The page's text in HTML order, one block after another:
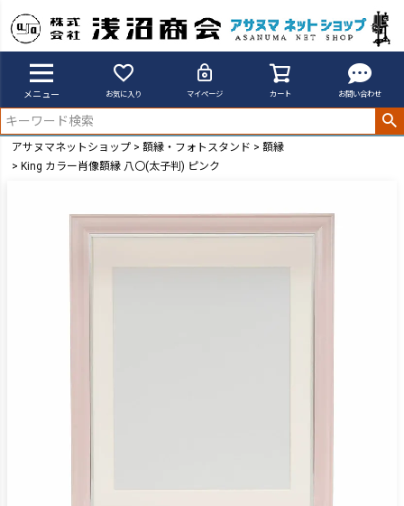
メニュー お気に入り マイページ カート お問い合わせ
アサヌマネットショップ 額縁・フォトスタンド
額縁
King カラー肖像額縁 八〇(太子判) ピンク